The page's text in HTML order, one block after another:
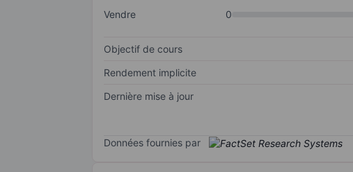
Vendre
0
Objectif de cours
Rendement implicite
Dernière mise à jour
Données fournies par